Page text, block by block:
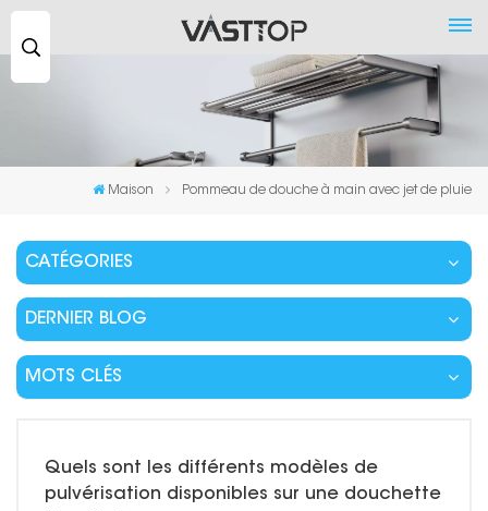
Maison Pommeau de douche à main avec jet de pluie
CATÉGORIES
DERNIER BLOG
MOTS CLÉS
Quels sont les différents modèles de
pulvérisation disponibles sur une douchette